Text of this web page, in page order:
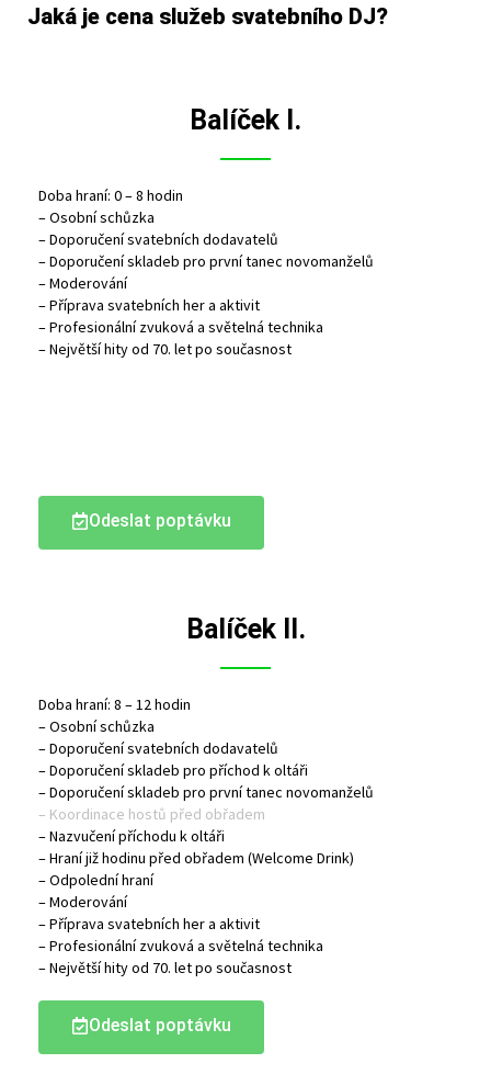
Jaká je cena služeb svatebního DJ?​
Balíček I.
Doba hraní: 0 – 8 hodin
– Osobní schůzka
– Doporučení svatebních dodavatelů
– Doporučení skladeb pro první tanec novomanželů
– Moderování
– Příprava svatebních her a aktivit
– Profesionální zvuková a světelná technika
– Největší hity od 70. let po současnost
Odeslat poptávku
Balíček II.
Doba hraní: 8 – 12 hodin
– Osobní schůzka
– Doporučení svatebních dodavatelů
– Doporučení skladeb pro příchod k oltáři
– Doporučení skladeb pro první tanec novomanželů
– Koordinace hostů před obřadem
– Nazvučení příchodu k oltáři
– Hraní již hodinu před obřadem (Welcome Drink)
– Odpolední hraní
– Moderování
– Příprava svatebních her a aktivit
– Profesionální zvuková a světelná technika
– Největší hity od 70. let po současnost
Odeslat poptávku